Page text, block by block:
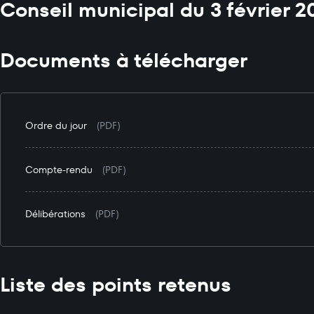
Conseil municipal du 3 février
Documents à télécharger
Ordre du jour (PDF)
Compte-rendu (PDF)
Délibérations (PDF)
Liste des points retenus